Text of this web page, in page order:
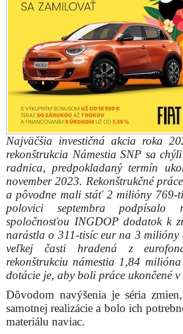
Najväčšia investičná akcia roka
rekonštrukcia Námestia SNP sa
radnica, predpokladaný termín
november 2023. Rekonštrukčné
a pôvodne mali stáť 2 milióny 769-
polovici septembra podpísalo
spoločnosťou INGDOP dodatok k
narástla o 311-tisíc eur na 3 milióny
veľkej časti hradená z
rekonštrukciu námestia 1,84
dotácie je, aby boli práce ukončené
Dôvodom navýšenia je séria
samotnej realizácie a bolo ich
materiálu naviac.